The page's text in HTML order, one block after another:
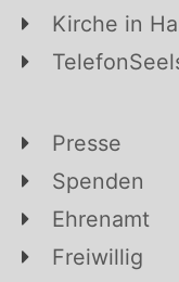
Kirche in
Presse
Spenden
Ehrenamt
Freiwillig